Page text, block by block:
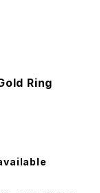
Ring